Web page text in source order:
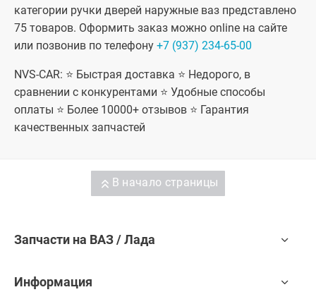
категории ручки дверей наружные ваз представлено
75 товаров. Оформить заказ можно online на сайте
или позвонив по телефону +7 (937) 234-65-00
NVS-CAR: ⭐ Быстрая доставка ⭐ Недорого, в
сравнении с конкурентами ⭐ Удобные способы
оплаты ⭐ Более 10000+ отзывов ⭐ Гарантия
качественных запчастей
В начало страницы
Запчасти на ВАЗ / Лада
Информация